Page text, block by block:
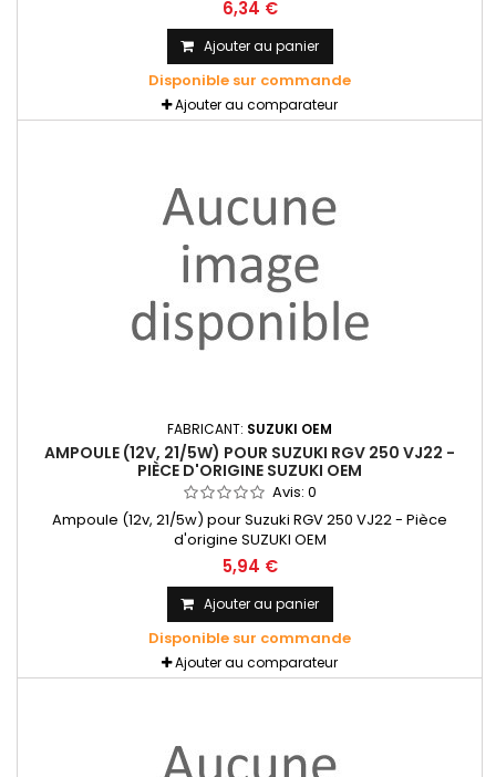
6,34 €
Ajouter au panier
Disponible sur commande
Ajouter au comparateur
FABRICANT: SUZUKI OEM
AMPOULE (12V, 21/5W) POUR SUZUKI RGV 250 VJ22 -
PIÈCE D'ORIGINE SUZUKI OEM
Avis: 0
Ampoule (12v, 21/5w) pour Suzuki RGV 250 VJ22 - Pièce
d'origine SUZUKI OEM
5,94 €
Ajouter au panier
Disponible sur commande
Ajouter au comparateur